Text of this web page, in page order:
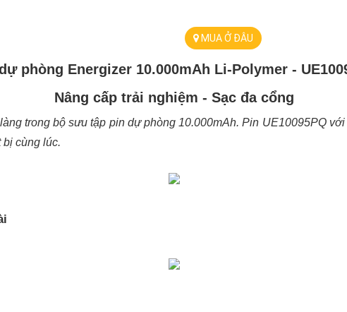
MUA Ở ĐÂU
phòng Energizer 10.000mAh Li-Polymer -
Nâng cấp trải nghiệm - Sạc đa cổng
trong bộ sưu tập pin dự phòng 10.000mAh. Pin UE10095PQ
cùng lúc.